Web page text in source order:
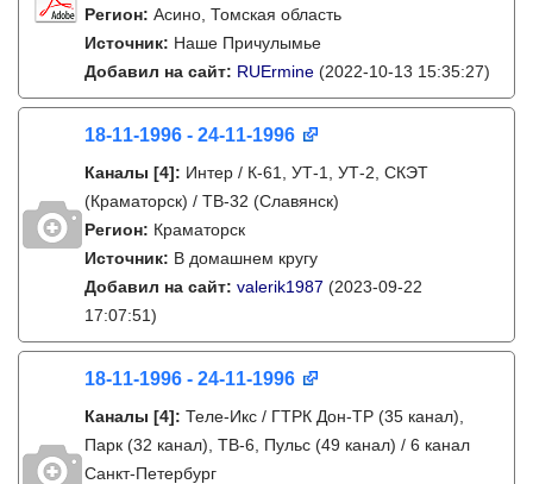
Регион: Асино, Томская область
Источник: Наше Причулымье
Добавил на сайт: RUErmine (2022-10-13 15:35:27)
18-11-1996 - 24-11-1996
Каналы [4]: Интер / К-61, УТ-1, УТ-2, СКЭТ
(Краматорск) / ТВ-32 (Славянск)
Регион: Краматорск
Источник: В домашнем кругу
Добавил на сайт: valerik1987 (2023-09-22
17:07:51)
18-11-1996 - 24-11-1996
Каналы [4]: Теле-Икс / ГТРК Дон-ТР (35 канал),
Парк (32 канал), ТВ-6, Пульс (49 канал) / 6 канал
Санкт-Петербург